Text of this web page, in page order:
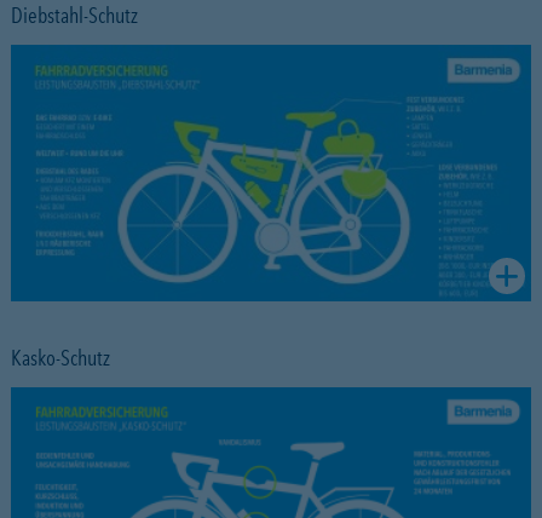
Diebstahl-Schutz
Kasko-Schutz